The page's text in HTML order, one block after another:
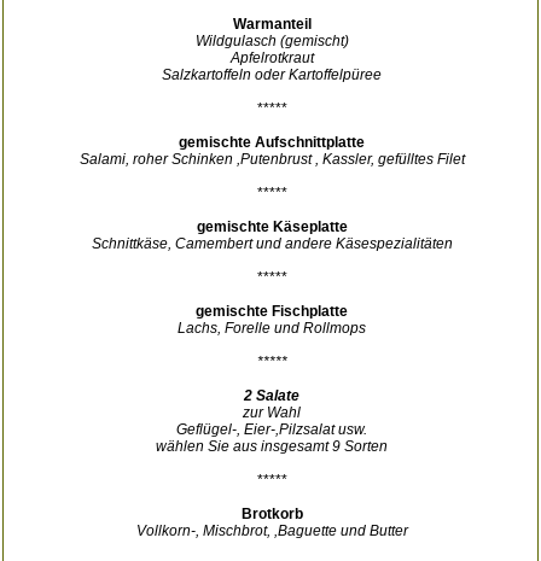
Warmanteil
Wildgulasch (gemischt)
Apfelrotkraut
Salzkartoffeln oder Kartoffelpüree
*****
gemischte Aufschnittplatte
Salami, roher Schinken ,Putenbrust , Kassler, gefülltes Filet
*****
gemischte Käseplatte
Schnittkäse, Camembert und andere Käsespezialitäten
*****
gemischte Fischplatte
Lachs, Forelle und Rollmops
*****
2 Salate
zur Wahl
Geflügel-, Eier-,Pilzsalat usw.
wählen Sie aus insgesamt 9 Sorten
*****
Brotkorb
Vollkorn-, Mischbrot, ,Baguette und Butter